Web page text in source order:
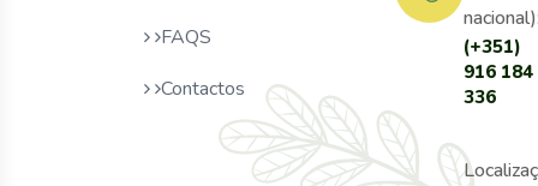
FAQS
Contactos
(+351)
916 184
336